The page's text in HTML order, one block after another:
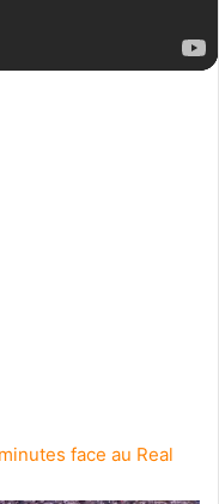
face au Real